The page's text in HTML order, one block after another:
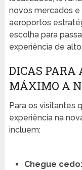
novos mercados
aeroportos
escolha para
experiência de
DICAS PARA
MÁXIMO A
Para os visitantes
experiência na
incluem:
Chegue cedo: